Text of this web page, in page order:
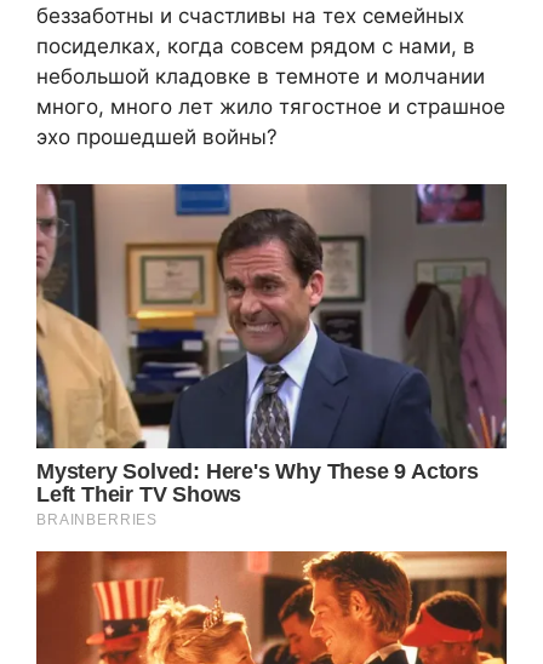
беззаботны и счастливы на тех семейных
посиделках, когда совсем рядом с нами, в
небольшой кладовке в темноте и молчании
много, много лет жило тягостное и страшное
эхо прошедшей войны?